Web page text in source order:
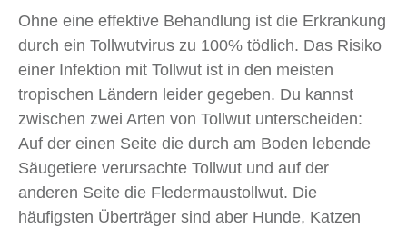
Ohne eine effektive Behandlung ist die Erkrankung
durch ein Tollwutvirus zu 100% tödlich. Das Risiko
einer Infektion mit Tollwut ist in den meisten
tropischen Ländern leider gegeben. Du kannst
zwischen zwei Arten von Tollwut unterscheiden:
Auf der einen Seite die durch am Boden lebende
Säugetiere verursachte Tollwut und auf der
anderen Seite die Fledermaustollwut. Die
häufigsten Überträger sind aber Hunde, Katzen